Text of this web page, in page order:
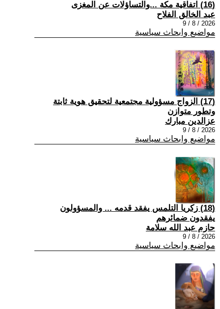
(16) اتفاقية مكة ...والتساؤلات عن المغزى
عبد الخالق الفلاح
2026 / 8 / 9
مواضيع وابحاث سياسية
(17) الزواج مسؤولية مجتمعية لتحقيق هوية ثابتة
وتطور متوازن
عزالدين مبارك
2026 / 8 / 9
مواضيع وابحاث سياسية
(18) زكريا التلمس يفقد قدمه ... والمسؤولون
يفقدون ضمائرهم
حازم عبد الله سلامة
2026 / 8 / 9
مواضيع وابحاث سياسية